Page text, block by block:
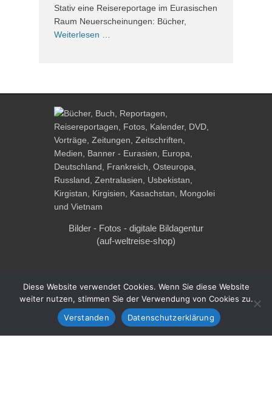
Stativ eine Reisereportage im Eurasischen
Raum Neuerscheinungen: Bücher,
Weiterlesen …
Bilder - Fotos - digitale Bildagentur
(auf-weltreise-shop)
Buchhandlung "Schmökerzeit"
Diese Website verwendet Cookies. Wenn Sie diese Website
weiter nutzen, stimmen Sie der Verwendung von Cookies zu.
Verstanden
Datenschutzerklärung